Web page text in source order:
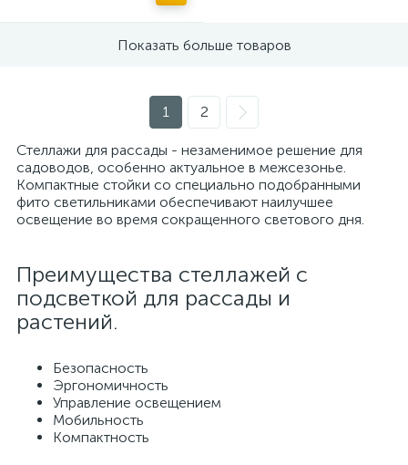
Показать больше товаров
1 2
Стеллажи для рассады - незаменимое решение для
садоводов, особенно актуальное в межсезонье.
Компактные стойки со специально подобранными
фито светильниками обеспечивают наилучшее
освещение во время сокращенного светового дня.
Преимущества стеллажей с
подсветкой для рассады и
растений.
Безопасность
Эргономичность
Управление освещением
Мобильность
Компактность